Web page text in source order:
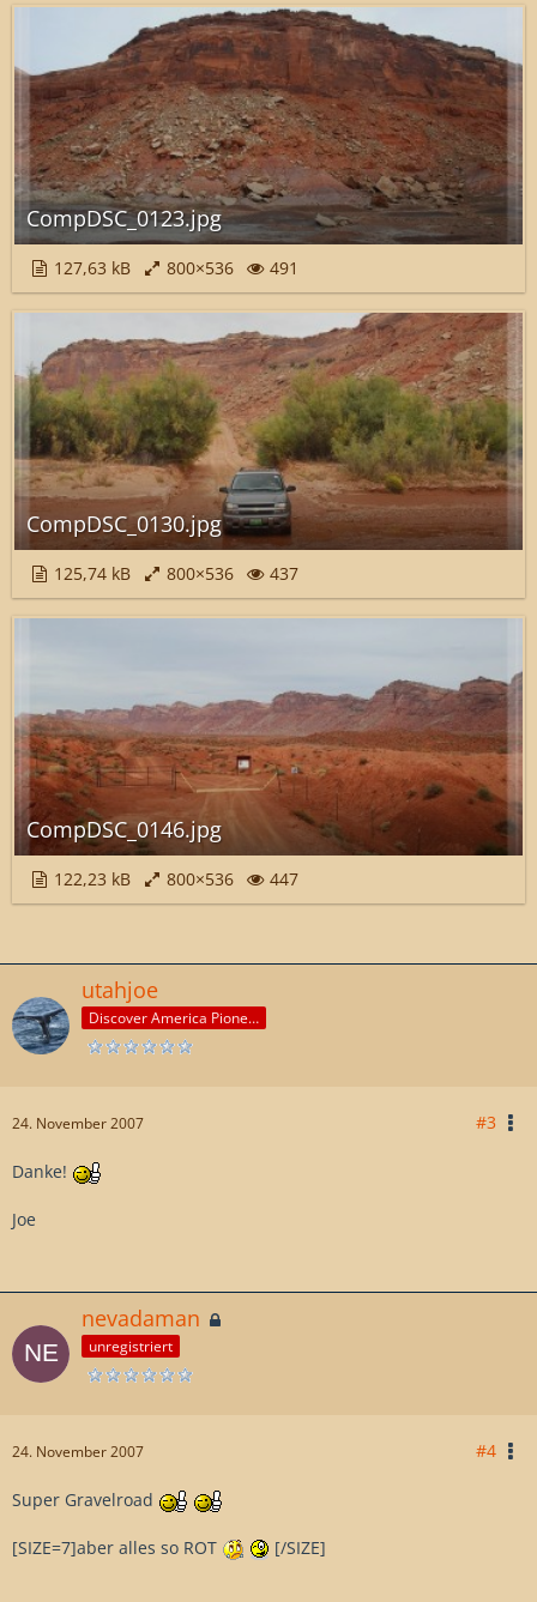
CompDSC_0123.jpg
127,63 kB 800×536 491
CompDSC_0130.jpg
125,74 kB 800×536 437
CompDSC_0146.jpg
122,23 kB 800×536 447
utahjoe
Discover America Pioneer
24. November 2007 #3
Danke!
Joe
nevadaman
unregistriert
24. November 2007 #4
Super Gravelroad
[SIZE=7]aber alles so ROT [/SIZE]